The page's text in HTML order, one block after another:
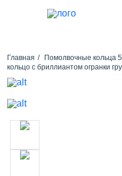
Главная Помолвочные кольца
кольцо с бриллиантом огранки